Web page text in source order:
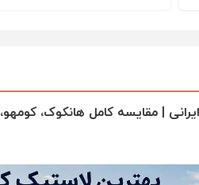
| مقایسه کامل هانکوک،